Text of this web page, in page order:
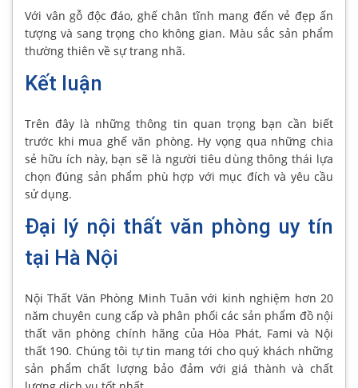
Với vân gỗ độc đáo, ghế chân tĩnh mang đến vẻ đẹp ấn
tượng và sang trọng cho không gian. Màu sắc sản phẩm
thường thiên về sự trang nhã.
Kết luận
Trên đây là những thông tin quan trọng bạn cần biết
trước khi mua ghế văn phòng. Hy vọng qua những chia
sẻ hữu ích này, bạn sẽ là người tiêu dùng thông thái lựa
chọn đúng sản phẩm phù hợp với mục đích và yêu cầu
sử dụng.
Đại lý nội thất văn phòng uy tín
tại Hà Nội
Nội Thất Văn Phòng Minh Tuân với kinh nghiệm hơn 20
năm chuyên cung cấp và phân phối các sản phẩm đồ nội
thất văn phòng chính hãng của Hòa Phát, Fami và Nội
thất 190. Chúng tôi tự tin mang tới cho quý khách những
sản phẩm chất lượng bảo đảm với giá thành và chất